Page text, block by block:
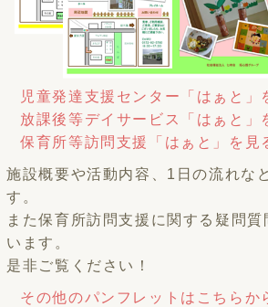
児童発達支援センター「はぁと」
放課後等デイサービス「はぁと」
保育所等訪問支援「はぁと」を見
施設概要や活動内容、1日の流れな
す。
また保育所訪問支援に関する疑問質
います。
是非ご覧ください！
その他のパンフレットはこちらか